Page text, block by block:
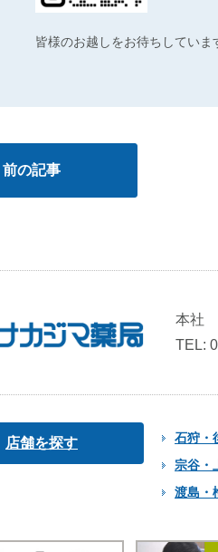
皆様のお越しをお待ちしていま
前の記事
本社
TEL:
店舗を探す 石狩・
宗谷・
渡島・